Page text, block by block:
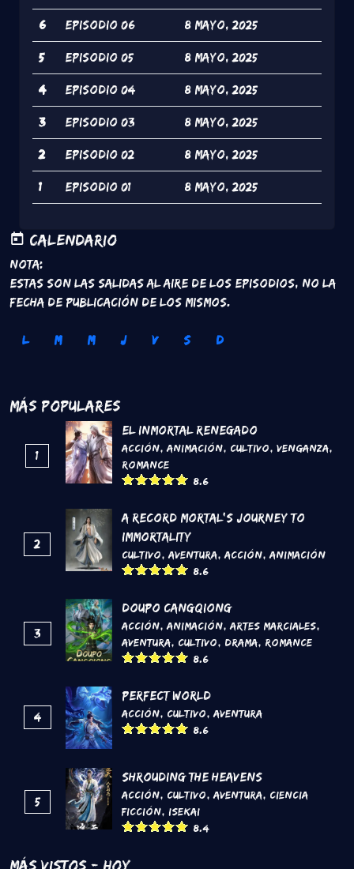
6 Episodio 06 8 Mayo, 2025
5 Episodio 05 8 Mayo, 2025
4 Episodio 04 8 Mayo, 2025
3 Episodio 03 8 Mayo, 2025
2 Episodio 02 8 Mayo, 2025
1 Episodio 01 8 Mayo, 2025
Calendario
Nota:
Estas son las salidas al aire de los episodios, no la
fecha de publicación de los mismos.
L M M J V S D
Más Populares
1
El inmortal renegado
Acción,Animación, Cultivo, Venganza,
Romance
8.6
2
A Record Mortal's Journey To
Immortality
Cultivo,Aventura,Acción,Animación
8.6
3
DouPo Cangqiong
Acción,Animación,Artes marciales,
Aventura, Cultivo, Drama, Romance
8.6
4
Perfect World
Acción, Cultivo,Aventura
8.6
5
Shrouding the Heavens
Acción, Cultivo,Aventura, Ciencia
Ficción, Isekai
8.4
Más Vistos - Hoy